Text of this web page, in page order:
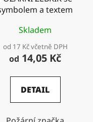
a textem
Skladem
od 17 Kč včetně DPH
od 14,05 Kč
DETAIL